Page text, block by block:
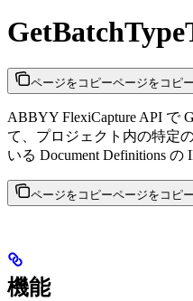
ページをコピーページをコピー
ABBYY FlexiCapture API で
て、プロジェクト内の特定
いる Document Definitions の
ページをコピーページをコピー
機能